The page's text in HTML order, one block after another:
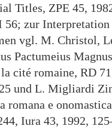
Titles, ZPE 45,
zur Interpretation
vgl. M. Christol,
Pactumeius
cité romaine, RD
und L. Migliardi
romana e
Iura 43, 1992,